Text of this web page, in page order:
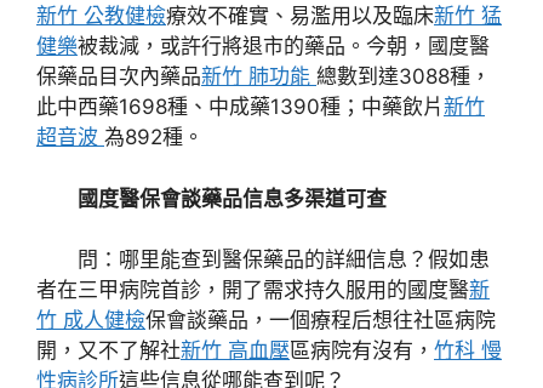
新竹 公教健檢療效不確實、易濫用以及臨床新竹 猛
健樂被裁減，或許行將退市的藥品。今朝，國度醫
保藥品目次內藥品新竹 肺功能 總數到達3088種，
此中西藥1698種、中成藥1390種；中藥飲片 新竹
超音波 為892種。
國度醫保會談藥品信息多渠道可查
問：哪里能查到醫保藥品的詳細信息？假如患
者在三甲病院首診，開了需求持久服用的國度醫新
竹 成人健檢保會談藥品，一個療程后想往社區病院
開，又不了解社新竹 高血壓區病院有沒有， 竹科 慢
性病診所這些信息從哪能查到呢？